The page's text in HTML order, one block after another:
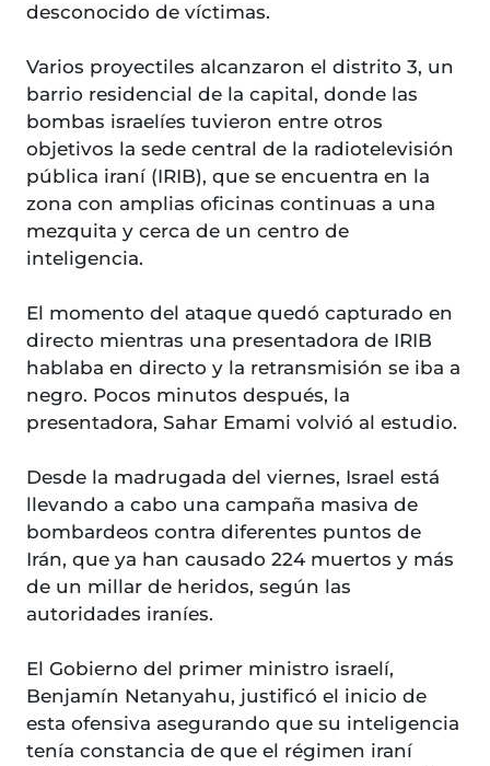
desconocido de víctimas.
Varios proyectiles alcanzaron el distrito 3, un
barrio residencial de la capital, donde las
bombas israelíes tuvieron entre otros
objetivos la sede central de la radiotelevisión
pública iraní (IRIB), que se encuentra en la
zona con amplias oficinas continuas a una
mezquita y cerca de un centro de
inteligencia.
El momento del ataque quedó capturado en
directo mientras una presentadora de IRIB
hablaba en directo y la retransmisión se iba a
negro. Pocos minutos después, la
presentadora, Sahar Emami volvió al estudio.
Desde la madrugada del viernes, Israel está
llevando a cabo una campaña masiva de
bombardeos contra diferentes puntos de
Irán, que ya han causado 224 muertos y más
de un millar de heridos, según las
autoridades iraníes.
El Gobierno del primer ministro israelí,
Benjamín Netanyahu, justificó el inicio de
esta ofensiva asegurando que su inteligencia
tenía constancia de que el régimen iraní